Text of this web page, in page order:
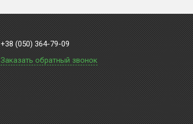
+38 (050) 364-79-09
Заказать обратный звонок